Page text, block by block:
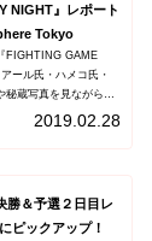
NIGHT』レポート
Tokyo
FIGHTING GAME
ール氏・ハメコ氏・
蔵写真を見ながら、
トークショーが開かれ
2019.02.28
勝＆予選２日目レ
ピックアップ！